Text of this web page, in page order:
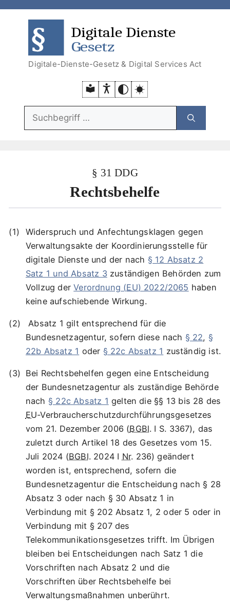
springen
springen
Digitale-Dienste-Gesetz & Digital Services Act
Suchfunktion:
§ 31 DDG
Rechtsbehelfe
Widerspruch und Anfechtungsklagen gegen
Verwaltungsakte der Koordinierungsstelle für
digitale Dienste und der nach § 12 Absatz 2
Satz 1 und Absatz 3zuständigen Behörden zum
Vollzug derVerordnung (EU) 2022/2065 haben
keine aufschiebende Wirkung.
Absatz 1 gilt entsprechend für die
Bundesnetzagentur, sofern diese nach § 22, §
22b Absatz 1 oder § 22c Absatz 1 zuständig ist.
Bei Rechtsbehelfen gegen eine Entscheidung
der Bundesnetzagentur als zuständige Behörde
nach § 22c Absatz 1 gelten die §§ 13 bis 28 des
EU-Verbraucherschutzdurchführungsgesetzes
vom 21. Dezember 2006 (BGBl. I S. 3367), das
zuletzt durch Artikel 18 des Gesetzes vom 15.
Juli 2024 (BGBl. 2024 I Nr. 236) geändert
worden ist, entsprechend, sofern die
Bundesnetzagentur die Entscheidung nach § 28
Absatz 3 oder nach § 30 Absatz 1 in
Verbindung mit § 202 Absatz 1, 2 oder 5 oder in
Verbindung mit § 207 des
Telekommunikationsgesetzes trifft. Im Übrigen
bleiben bei Entscheidungen nach Satz 1 die
Vorschriften nach Absatz 2 und die
Vorschriften über Rechtsbehelfe bei
Verwaltungsmaßnahmen unberührt.